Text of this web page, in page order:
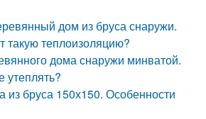
дом из бруса снаружи.
такую теплоизоляцию?
дома снаружи минватой.
утеплять?
из бруса 150х150. Особенности